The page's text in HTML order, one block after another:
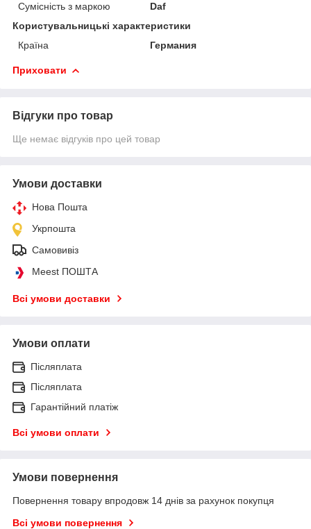
Сумісність з маркою
Daf
Користувальницькі характеристики
Країна
Германия
Приховати
Відгуки про товар
Ще немає відгуків про цей товар
Умови доставки
Нова Пошта
Укрпошта
Самовивіз
Meest ПОШТА
Всі умови доставки
Умови оплати
Післяплата
Післяплата
Гарантійний платіж
Всі умови оплати
Умови повернення
Повернення товару впродовж 14 днів за рахунок покупця
Всі умови повернення